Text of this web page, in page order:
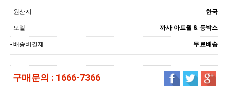
- 원산지 한국
- 모델 까사 아트월 & 등박스
- 배송비결제 무료배송
구매문의 : 1666-7366